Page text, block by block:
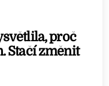
proč
Stačí změnit